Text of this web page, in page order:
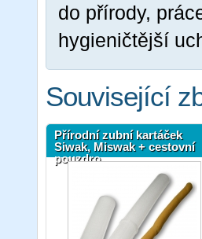
do přírody,
hygieničtější
Související
Přírodní zubní kartáček
Siwak, Miswak + cestovní
pouzdro